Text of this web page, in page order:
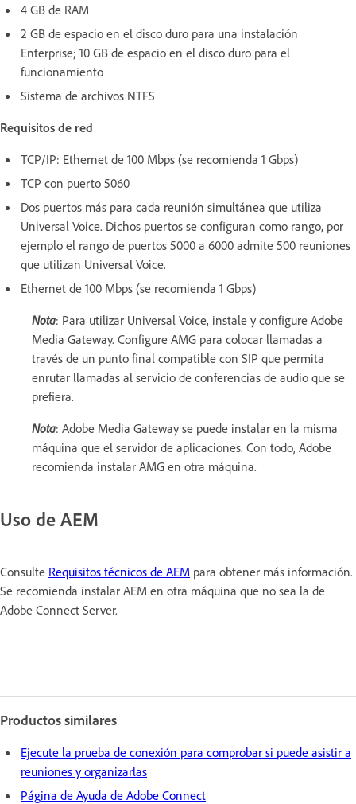
4 GB de RAM
2 GB de espacio en el disco duro para una instalación
Enterprise; 10 GB de espacio en el disco duro para el
funcionamiento
Sistema de archivos NTFS
Requisitos de red
TCP/IP: Ethernet de 100 Mbps (se recomienda 1 Gbps)
TCP con puerto 5060
Dos puertos más para cada reunión simultánea que utiliza
Universal Voice. Dichos puertos se configuran como rango, por
ejemplo el rango de puertos 5000 a 6000 admite 500 reuniones
que utilizan Universal Voice.
Ethernet de 100 Mbps (se recomienda 1 Gbps)
Nota: Para utilizar Universal Voice, instale y configure Adobe
Media Gateway. Configure AMG para colocar llamadas a
través de un punto final compatible con SIP que permita
enrutar llamadas al servicio de conferencias de audio que se
prefiera.
Nota: Adobe Media Gateway se puede instalar en la misma
máquina que el servidor de aplicaciones. Con todo, Adobe
recomienda instalar AMG en otra máquina.
Uso de AEM
Consulte Requisitos técnicos de AEM para obtener más información.
Se recomienda instalar AEM en otra máquina que no sea la de
Adobe Connect Server.
Productos similares
Ejecute la prueba de conexión para comprobar si puede asistir a
reuniones y organizarlas
Página de Ayuda de Adobe Connect